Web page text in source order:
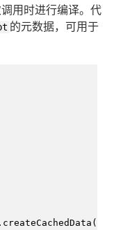
用时进行编译。代
的元数据，可用于
createCachedData